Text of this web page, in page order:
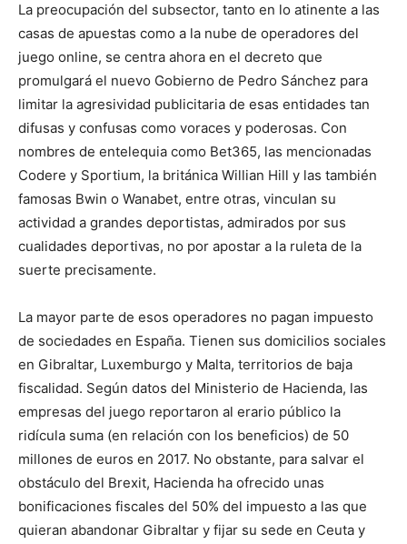
La preocupación del subsector, tanto en lo atinente a las
casas de apuestas como a la nube de operadores del
juego online, se centra ahora en el decreto que
promulgará el nuevo Gobierno de Pedro Sánchez para
limitar la agresividad publicitaria de esas entidades tan
difusas y confusas como voraces y poderosas. Con
nombres de entelequia como Bet365, las mencionadas
Codere y Sportium, la británica Willian Hill y las también
famosas Bwin o Wanabet, entre otras, vinculan su
actividad a grandes deportistas, admirados por sus
cualidades deportivas, no por apostar a la ruleta de la
suerte precisamente.
La mayor parte de esos operadores no pagan impuesto
de sociedades en España. Tienen sus domicilios sociales
en Gibraltar, Luxemburgo y Malta, territorios de baja
fiscalidad. Según datos del Ministerio de Hacienda, las
empresas del juego reportaron al erario público la
ridícula suma (en relación con los beneficios) de 50
millones de euros en 2017. No obstante, para salvar el
obstáculo del Brexit, Hacienda ha ofrecido unas
bonificaciones fiscales del 50% del impuesto a las que
quieran abandonar Gibraltar y fijar su sede en Ceuta y